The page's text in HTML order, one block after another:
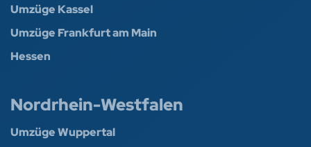
Umzüge Kassel
Umzüge Frankfurt am Main
Hessen
Nordrhein-Westfalen
Umzüge Wuppertal